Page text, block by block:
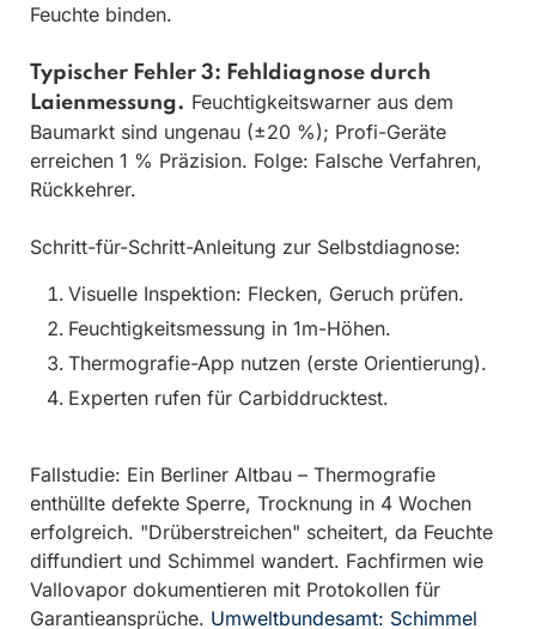
Feuchte binden.
Typischer Fehler 3: Fehldiagnose durch
Laienmessung. Feuchtigkeitswarner aus dem
Baumarkt sind ungenau (±20 %); Profi-Geräte
erreichen 1 % Präzision. Folge: Falsche Verfahren,
Rückkehrer.
Schritt-für-Schritt-Anleitung zur Selbstdiagnose:
Visuelle Inspektion: Flecken, Geruch prüfen.
Feuchtigkeitsmessung in 1m-Höhen.
Thermografie-App nutzen (erste Orientierung).
Experten rufen für Carbiddrucktest.
Fallstudie: Ein Berliner Altbau – Thermografie
enthüllte defekte Sperre, Trocknung in 4 Wochen
erfolgreich. "Drüberstreichen" scheitert, da Feuchte
diffundiert und Schimmel wandert. Fachfirmen wie
Vallovapor dokumentieren mit Protokollen für
Garantieansprüche. Umweltbundesamt: Schimmel